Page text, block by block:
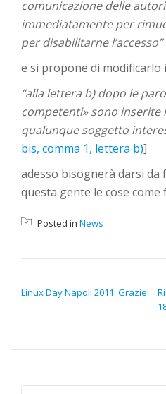
comunicazione delle
immediatamente per
per disabilitarne l’accesso”
e si propone di modificarlo
“alla lettera b) dopo le
competenti» sono inserite
qualunque soggetto
bis, comma 1, lettera b)]
adesso bisognerà darsi da
questa gente le cose
Posted in News
Linux Day Napoli 2011: Grazie!